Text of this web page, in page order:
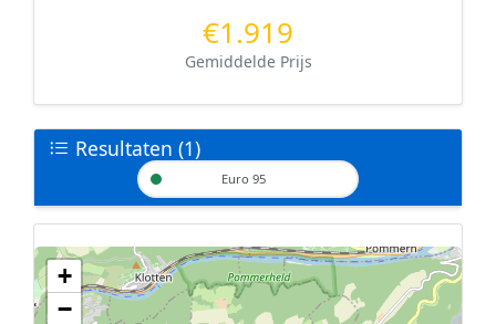
€1.919
Gemiddelde Prijs
Resultaten (1)
Euro 95
Geen tankstations met locatiegegevens gevonden.
De kaart kan niet worden weergegeven zonder GPS coördinaten.
+
−